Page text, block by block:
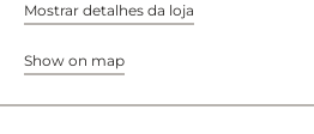
Mostrar detalhes da loja
Show on map